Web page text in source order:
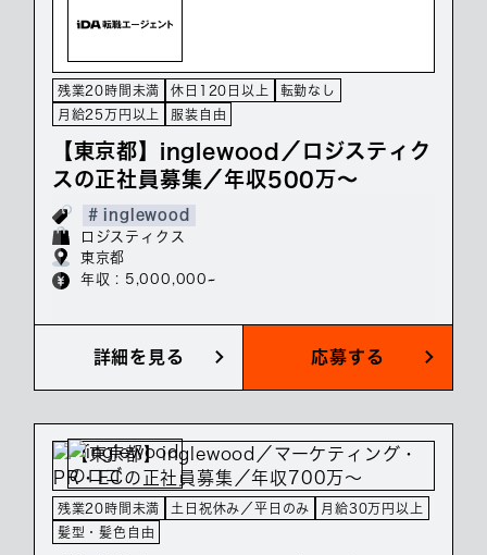
残業20時間未満 休日120日以上
転勤なし
月給25万円以上
服装自由
【東京都】inglewood／ロジスティク
スの正社員募集／年収500万～
# inglewood
ロジスティクス
東京都
年収 : 5,000,000~
詳細を見る 応募する
残業20時間未満 土日祝休み／平日のみ
月給30万円以上
髪型・髪色自由